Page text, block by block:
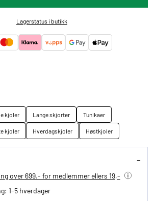
Lagerstatus i butikk
kjoler Lange skjorter
Tunikaer
kjoler Hverdagskjoler Høstkjoler
over 699.- for medlemmer ellers 19,-
1-5 hverdager